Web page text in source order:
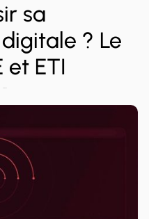
sa
? Le
et ETI
Comment réussir sa transformation digitale ? Le guide pour PME et ETI